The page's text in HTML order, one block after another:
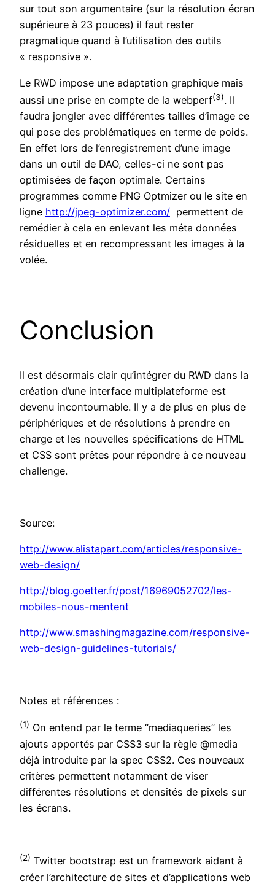
sur tout son argumentaire (sur la résolution écran
supérieure à 23 pouces) il faut rester
pragmatique quand à l’utilisation des outils
« responsive ».
Le RWD impose une adaptation graphique mais
aussi une prise en compte de la webperf(3). Il
faudra jongler avec différentes tailles d’image ce
qui pose des problématiques en terme de poids.
En effet lors de l’enregistrement d’une image
dans un outil de DAO, celles-ci ne sont pas
optimisées de façon optimale. Certains
programmes comme PNG Optmizer ou le site en
ligne http://jpeg-optimizer.com/ permettent de
remédier à cela en enlevant les méta données
résiduelles et en recompressant les images à la
volée.
Conclusion
Il est désormais clair qu’intégrer du RWD dans la
création d’une interface multiplateforme est
devenu incontournable. Il y a de plus en plus de
périphériques et de résolutions à prendre en
charge et les nouvelles spécifications de HTML
et CSS sont prêtes pour répondre à ce nouveau
challenge.
Source:
http://www.alistapart.com/articles/responsive-
web-design/
http://blog.goetter.fr/post/16969052702/les-
mobiles-nous-mentent
http://www.smashingmagazine.com/responsive-
web-design-guidelines-tutorials/
Notes et références :
(1) On entend par le terme “mediaqueries” les
ajouts apportés par CSS3 sur la règle @media
déjà introduite par la spec CSS2. Ces nouveaux
critères permettent notamment de viser
différentes résolutions et densités de pixels sur
les écrans.
(2) Twitter bootstrap est un framework aidant à
créer l’architecture de sites et d’applications web